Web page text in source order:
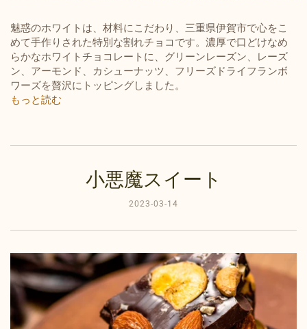
魅惑のホワイトは、材料にこだわり、三重県伊賀市で心をこ
めて手作りされた特別な割れチョコです。濃厚で口どけなめ
らかなホワイトチョコレートに、グリーンレーズン、レーズ
ン、アーモンド、カシューナッツ、フリーズドライフランボ
ワーズを贅沢にトッピングしました。
もっと読む
小悪魔スイート
2023-03-14